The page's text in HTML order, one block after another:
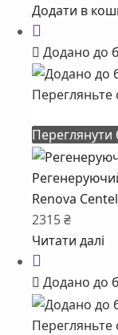
Додати в
Додано до
Перегляньте
Renova
2315₴
Читати далі
Додано до
Перегляньте